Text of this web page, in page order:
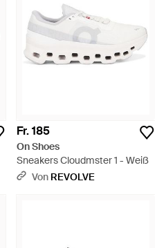
Fr. 185
On Shoes
Sneakers Cloudmster 1 - Weiß
Von REVOLVE